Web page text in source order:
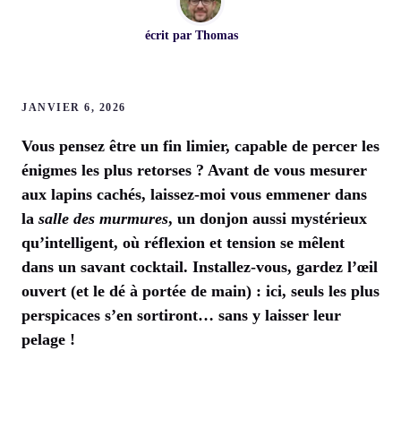
écrit par Thomas
JANVIER 6, 2026
Vous pensez être un fin limier, capable de percer les
énigmes les plus retorses ? Avant de vous mesurer
aux lapins cachés, laissez-moi vous emmener dans
la salle des murmures, un donjon aussi mystérieux
qu’intelligent, où réflexion et tension se mêlent
dans un savant cocktail. Installez-vous, gardez l’œil
ouvert (et le dé à portée de main) : ici, seuls les plus
perspicaces s’en sortiront… sans y laisser leur
pelage !